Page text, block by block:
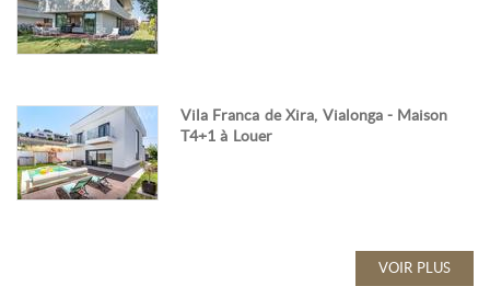
Vila Franca de Xira, Vialonga - Maison
T4+1 à Louer
VOIR PLUS